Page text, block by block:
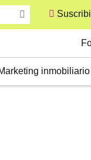
inmobiliario